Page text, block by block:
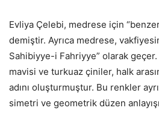
Evliya Çelebi, medrese için
demiştir. Ayrıca medrese,
Sahibiyye-i Fahriyye” olarak
mavisi ve turkuaz çiniler, halk
adını oluşturmuştur. Bu renkler
simetri ve geometrik düzen